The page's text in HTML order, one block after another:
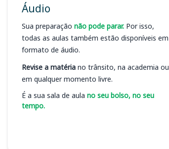
Áudio
Sua preparação não pode parar. Por isso,
todas as aulas também estão disponíveis em
formato de áudio.
Revise a matéria no trânsito, na academia ou
em qualquer momento livre.
É a sua sala de aula no seu bolso, no seu
tempo.